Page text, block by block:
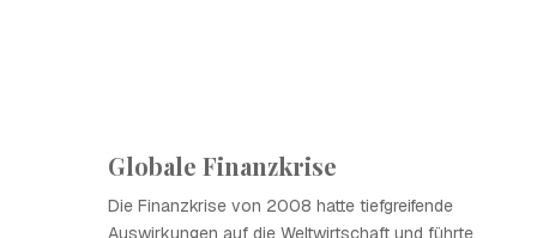
Globale Finanzkrise
Die Finanzkrise von 2008 hatte tiefgreifende
Auswirkungen auf die Weltwirtschaft und führte